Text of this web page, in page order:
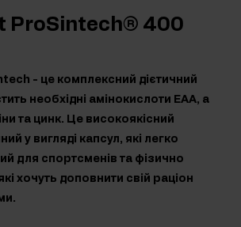
ProSintech® 400
- це комплексний дієтичний
необхідні амінокислоти EAA, а
та цинк. Це високоякісний
у вигляді капсул, які легко
для спортсменів та фізично
хочуть доповнити свій раціон